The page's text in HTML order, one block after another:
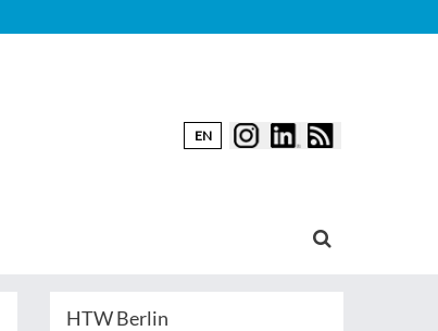
EN
HTW Berlin